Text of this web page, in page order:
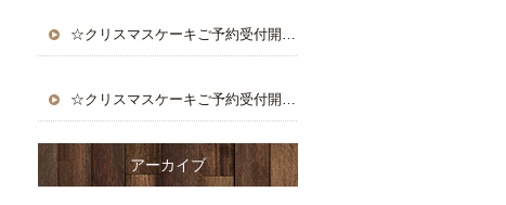
☆クリスマスケーキご予約受付開始☆
☆クリスマスケーキご予約受付開始☆
アーカイブ